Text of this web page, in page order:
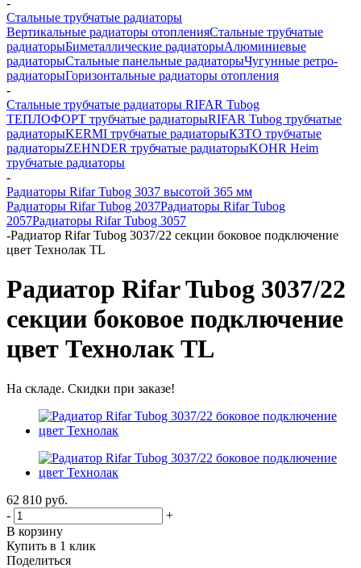
-
Стальные трубчатые радиаторы
Вертикальные радиаторы отопленияСтальные трубчатые
радиаторыБиметаллические радиаторыАлюминиевые
радиаторыСтальные панельные радиаторыЧугунные ретро-
радиаторыГоризонтальные радиаторы отопления
-
Стальные трубчатые радиаторы RIFAR Tubog
ТЕПЛОФОРТ трубчатые радиаторыRIFAR Tubog трубчатые
радиаторыKERMI трубчатые радиаторыКЗТО трубчатые
радиаторыZEHNDER трубчатые радиаторыKOHR Heim
трубчатые радиаторы
-
Радиаторы Rifar Tubog 3037 высотой 365 мм
Радиаторы Rifar Tubog 2037Радиаторы Rifar Tubog
2057Радиаторы Rifar Tubog 3057
-Радиатор Rifar Tubog 3037/22 секции боковое подключение
цвет Технолак TL
Радиатор Rifar Tubog 3037/22
секции боковое подключение
цвет Технолак TL
На складе. Скидки при заказе!
62 810 руб.
-
+
В корзину
Купить в 1 клик
Поделиться